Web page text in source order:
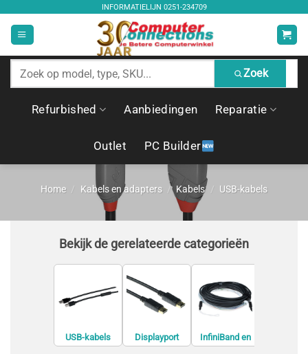
inhoud
INFORMATIELIJN 0251-234709
Zoek
producten
Zoek
Refurbished Aanbiedingen Reparatie
Outlet PC Builder
Home / Kabels en adapters / Kabels / USB-kabels
Bekijk de gerelateerde categorieën
USB-kabels
Displayport
kabels
InfiniBand en
Glasvezelkabel